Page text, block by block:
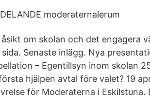
moderaternalerum
åsikt om skolan och det engagera
sida. Senaste inlägg. Nya
– Egentillsyn inom skolan
hjälpen avtal före valet? 19
för Moderaterna i Eskilstuna.